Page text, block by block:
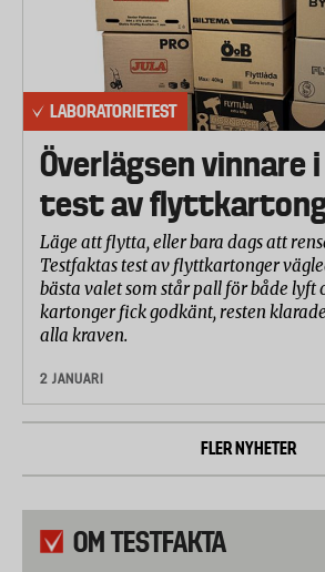
LABORATORIETEST
Överlägsen
test av
Läge att flytta, eller bara dags att
Testfaktas test av flyttkartonger
bästa valet som står pall för både lyft
kartonger fick godkänt, resten
alla kraven.
2 JANUARI
FLER NYHETER
OM TESTFAKTA